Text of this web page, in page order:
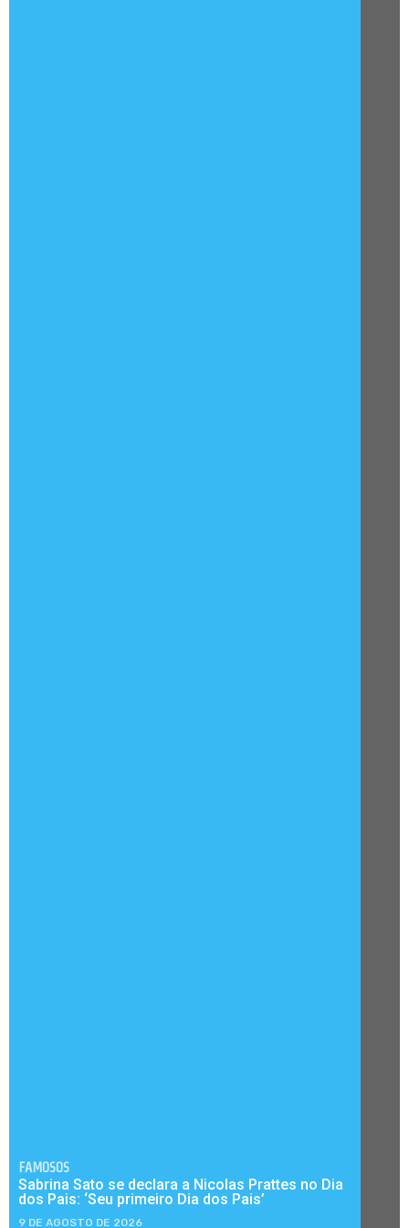
FAMOSOS
Sabrina Sato se declara a Nicolas Prattes no Dia
dos Pais: ‘Seu primeiro Dia dos Pais’
9 DE AGOSTO DE 2026